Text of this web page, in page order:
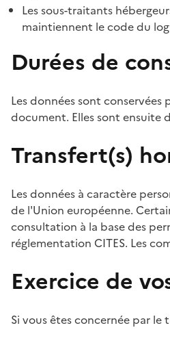
Les sous-traitants
maintiennent le code du
Durées de
Les données sont
document. Elles sont ensuite
Transfert(s)
Les données à caractère
de l'Union européenne.
consultation à la base des
réglementation CITES. Les
Exercice de
Si vous êtes concernée par